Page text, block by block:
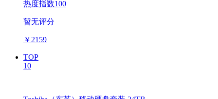
热度指数100
暂无评分
￥ 2159
TOP
10